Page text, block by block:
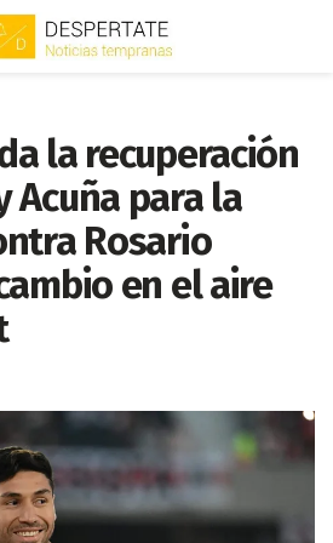
la recuperación
Acuña para la
Rosario
en el aire